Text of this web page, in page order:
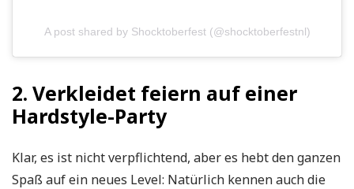
A post shared by Shocktoberfest (@shocktoberfestnl)
2. Verkleidet feiern auf einer
Hardstyle-Party
Klar, es ist nicht verpflichtend, aber es hebt den ganzen
Spaß auf ein neues Level: Natürlich kennen auch die